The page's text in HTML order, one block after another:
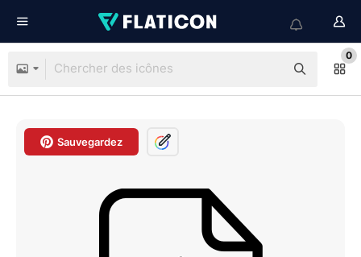
0
Sauvegardez